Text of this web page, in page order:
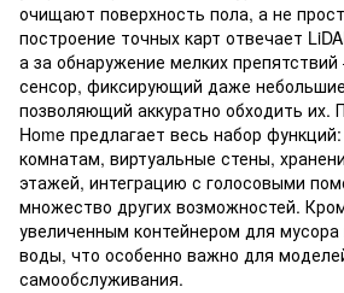
очищают поверхность пола, а не
построение точных карт отвечает
а за обнаружение мелких
сенсор, фиксирующий даже
позволяющий аккуратно обходить их.
Home предлагает весь набор
комнатам, виртуальные стены,
этажей, интеграцию с голосовыми
множество других возможностей.
увеличенным контейнером для
воды, что особенно важно для
самообслуживания.